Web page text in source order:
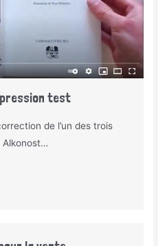
test
de l’un des trois
Alkonost…